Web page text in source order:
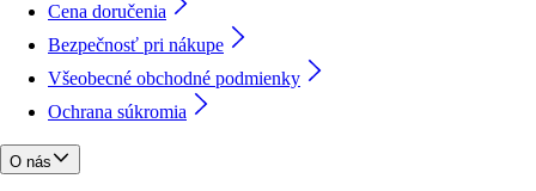
Cena doručenia
Bezpečnosť pri nákupe
Všeobecné obchodné podmienky
Ochrana súkromia
O nás